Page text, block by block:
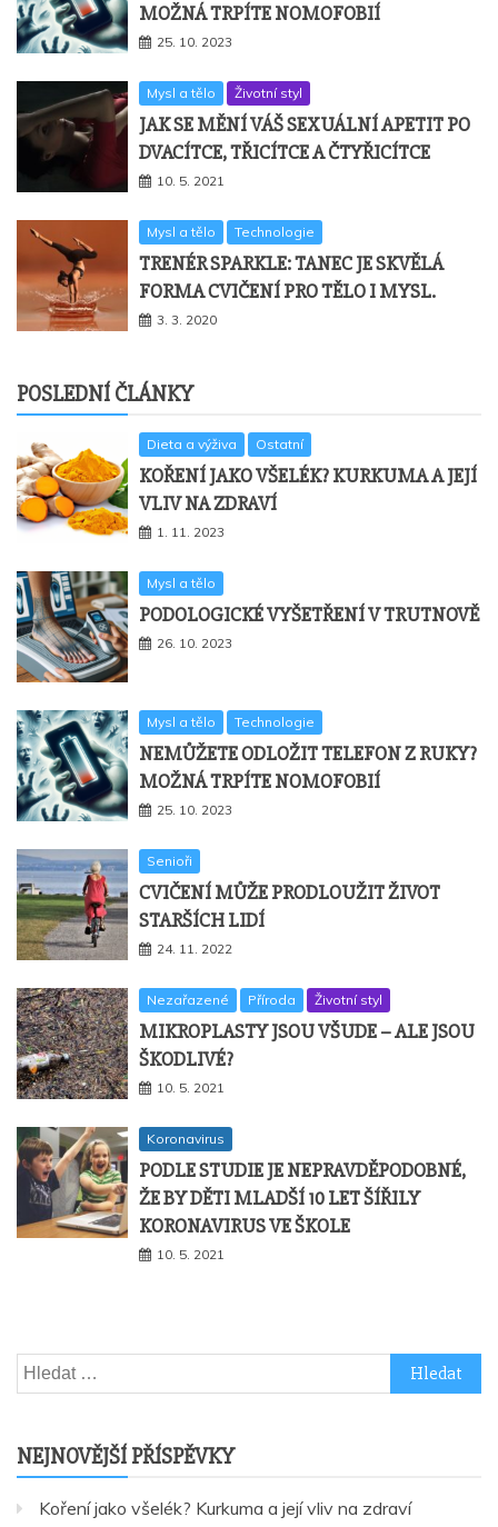
MOŽNÁ TRPÍTE NOMOFOBIÍ
25. 10. 2023
Mysl a tělo Životní styl
JAK SE MĚNÍ VÁŠ SEXUÁLNÍ APETIT PO
DVACÍTCE, TŘICÍTCE A ČTYŘICÍTCE
10. 5. 2021
Mysl a tělo Technologie
TRENÉR SPARKLE: TANEC JE SKVĚLÁ
FORMA CVIČENÍ PRO TĚLO I MYSL.
3. 3. 2020
POSLEDNÍ ČLÁNKY
Dieta a výživa Ostatní
KOŘENÍ JAKO VŠELÉK? KURKUMA A JEJÍ
VLIV NA ZDRAVÍ
1. 11. 2023
Mysl a tělo
PODOLOGICKÉ VYŠETŘENÍ V TRUTNOVĚ
26. 10. 2023
Mysl a tělo Technologie
NEMŮŽETE ODLOŽIT TELEFON Z RUKY?
MOŽNÁ TRPÍTE NOMOFOBIÍ
25. 10. 2023
Senioři
CVIČENÍ MŮŽE PRODLOUŽIT ŽIVOT
STARŠÍCH LIDÍ
24. 11. 2022
Nezařazené Příroda Životní styl
MIKROPLASTY JSOU VŠUDE – ALE JSOU
ŠKODLIVÉ?
10. 5. 2021
Koronavirus
PODLE STUDIE JE NEPRAVDĚPODOBNÉ,
ŽE BY DĚTI MLADŠÍ 10 LET ŠÍŘILY
KORONAVIRUS VE ŠKOLE
10. 5. 2021
Vyhledávání
NEJNOVĚJŠÍ PŘÍSPĚVKY
Koření jako všelék? Kurkuma a její vliv na zdraví